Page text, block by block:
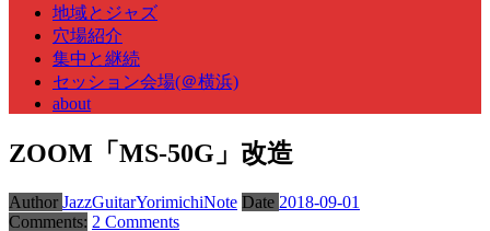
地域とジャズ
穴場紹介
集中と継続
セッション会場(＠横浜)
about
ZOOM「MS-50G」改造
Author JazzGuitarYorimichiNote Date 2018-09-01
Comments: 2 Comments